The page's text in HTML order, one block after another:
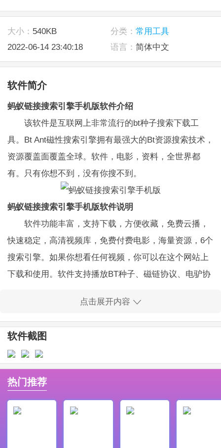
大小： 540KB 分类： 常用工具
2022-06-14 23:40:18
语言： 简体中文
软件简介
蚂蚁链接搜索引擎手机版软件介绍
该软件是互联网上非常流行的bt种子搜索下载工
具。Bt Ant磁性搜索引擎拥有最强大的Bt资源搜索技术，
资源覆盖面覆盖全球。软件，电影，资料，全世界都
有。只有你想不到，没有你搜不到。
蚂蚁链接搜索引擎手机版软件说明
软件功能丰富，支持下载，方便收藏，免费云播，
快速稳定，高清视频库，免费付费电影，海量资源，6个
搜索引擎。如果你想看任何视频，你可以在这个网站上
下载和使用。软件支持播放BT种子、磁链协议、电驴协
蚂蚁链接搜索引擎手机版软件特点
1、同时软件支持免费云点播系统，无需缓冲、下
载、快进，让1M宽带享受4M宽带的观看速度，带给你
无比流畅的观看体验。
2、它搜索的种子可以直接通过迅雷、QQ旋风、Bit
Download Tools下载收集，也可以通过看百度视频下
载。
点击展开内容
软件截图
热门推荐